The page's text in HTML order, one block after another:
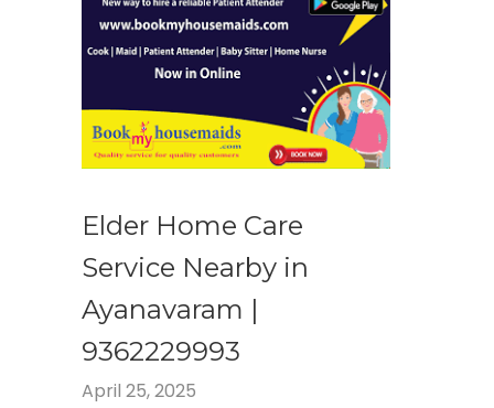
Elder Home Care
Service Nearby in
Ayanavaram |
9362229993
April 25, 2025